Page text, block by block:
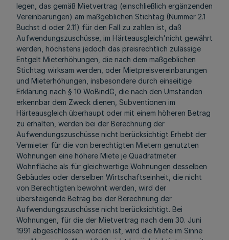
legen, das gemäß Mietvertrag (einschließlich ergänzenden
Vereinbarungen) am maßgeblichen Stichtag (Nummer 2.1
Buchst d oder 2.11) für den Fall zu zahlen ist, daß
Aufwendungszuschüsse, im Härteausgleich'nicht gewährt
werden, höchstens jedoch das preisrechtlich zulässige
Entgelt Mieterhöhungen, die nach dem maßgeblichen
Stichtag wirksam werden, oder Mietpreisvereinbarungen
und Mieterhöhungen, insbesondere durch einseitige
Erklärung nach § 10 WoBindG, die nach den Umständen
erkennbar dem Zweck dienen, Subventionen im
Härteausgleich überhaupt oder mit einem höheren Betrag
zu erhalten, werden bei der Berechnung der
Aufwendungszuschüsse nicht berücksichtigt Erhebt der
Vermieter für die von berechtigten Mietern genutzten
Wohnungen eine höhere Miete je Quadratmeter
Wohnfläche als für gleichwertige Wohnungen desselben
Gebäudes oder derselben Wirtschaftseinheit, die nicht
von Berechtigten bewohnt werden, wird der
übersteigende Betrag bei der Berechnung der
Aufwendungszuschüsse nicht berücksichtigt. Bei
Wohnungen, für die der Mietvertrag nach dem 30. Juni
1991 abgeschlossen worden ist, wird die Miete im Sinne